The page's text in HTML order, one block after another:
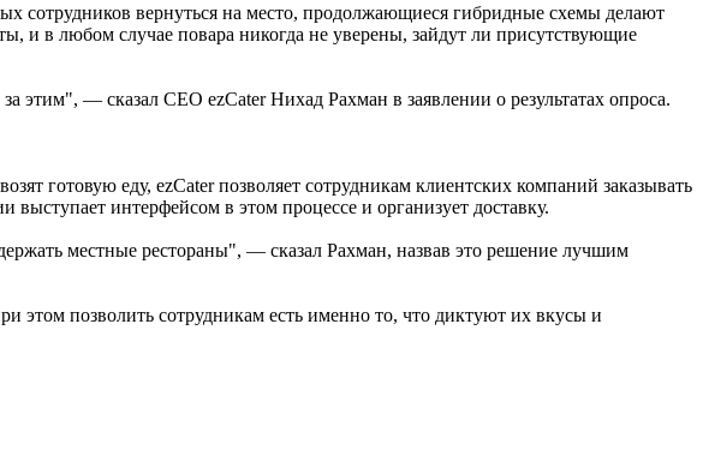
сотрудников вернуться на место, продолжающиеся гибридные схемы делают
в любом случае повара никогда не уверены, зайдут ли присутствующие
этим", — сказал CEO ezCater Нихад Рахман в заявлении о результатах опроса.
готовую еду, ezCater позволяет сотрудникам клиентских компаний заказывать
интерфейсом в этом процессе и организует доставку.
местные рестораны", — сказал Рахман, назвав это решение лучшим
этом позволить сотрудникам есть именно то, что диктуют их вкусы и